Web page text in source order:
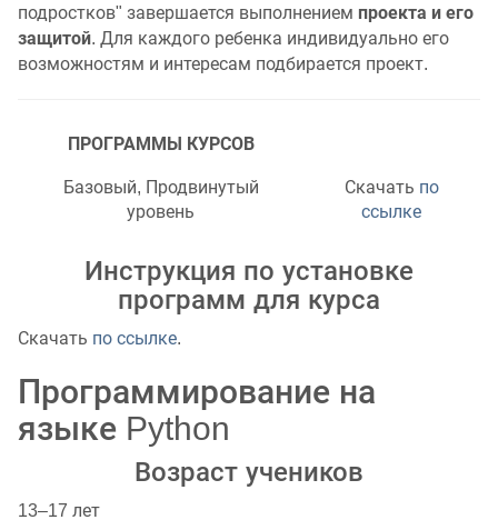
подростков" завершается выполнением проекта и его
защитой. Для каждого ребенка индивидуально его
возможностям и интересам подбирается проект.
ПРОГРАММЫ КУРСОВ
Базовый, Продвинутый
уровень
Скачать по
ссылке
Инструкция по установке
программ для курса
Скачать по ссылке.
Программирование на
языке Python
Возраст учеников
13–17 лет